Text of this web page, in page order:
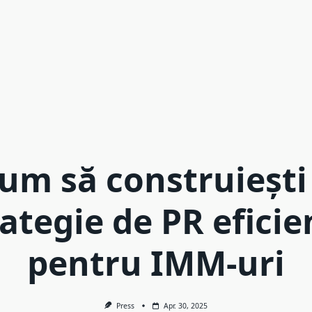
să
de PR
pentru IMM-uri
Press Apr. 30, 2025